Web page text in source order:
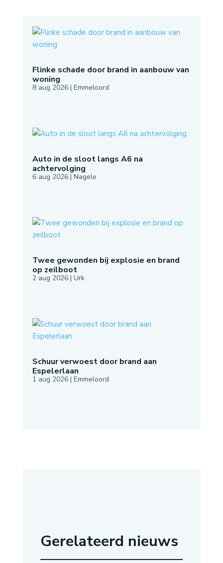
Flinke schade door brand in aanbouw van
woning
8 aug 2026| Emmeloord
Auto in de sloot langs A6 na
achtervolging
6 aug 2026| Nagele
Twee gewonden bij explosie en brand
op zeilboot
2 aug 2026| Urk
Schuur verwoest door brand aan
Espelerlaan
1 aug 2026| Emmeloord
Gerelateerd nieuws